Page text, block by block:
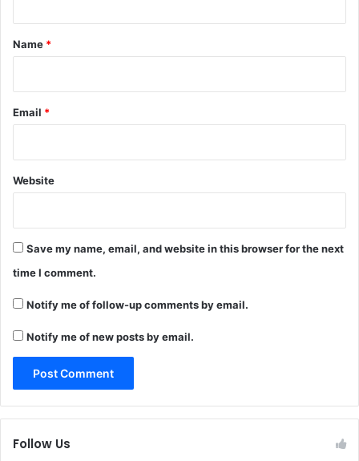
*
Name *
Email *
Website
Save my name, email, and website in this browser for the next
time I comment.
Notify me of follow-up comments by email.
Notify me of new posts by email.
Follow Us